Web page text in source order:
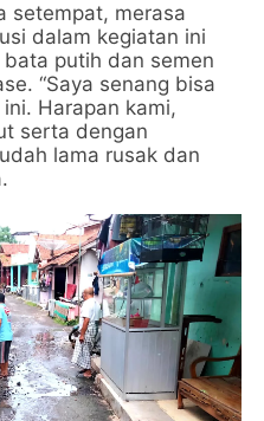
setempat, merasa
dalam kegiatan ini
putih dan semen
“Saya senang bisa
Harapan kami,
serta dengan
lama rusak dan